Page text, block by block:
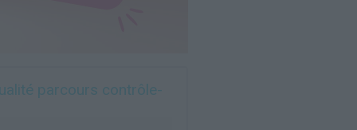
parcours contrôle-